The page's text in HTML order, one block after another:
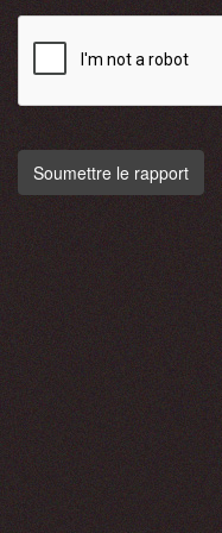
Soumettre le rapport